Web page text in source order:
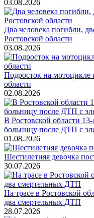
03.08.2026
Два человека погибли,
Ростовской области
03.08.2026
Подросток на
области
02.08.2026
В Ростовской области
больницу после ДТП с
01.08.2026
Шестилетняя девочка
30.07.2026
На трасе в Ростовской
два смертельных ДТП
28.07.2026